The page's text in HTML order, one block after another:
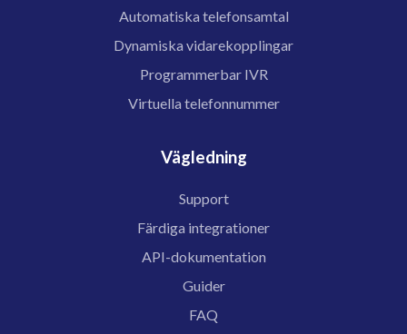
Automatiska telefonsamtal
Dynamiska vidarekopplingar
Programmerbar IVR
Virtuella telefonnummer
Vägledning
Support
Färdiga integrationer
API-dokumentation
Guider
FAQ